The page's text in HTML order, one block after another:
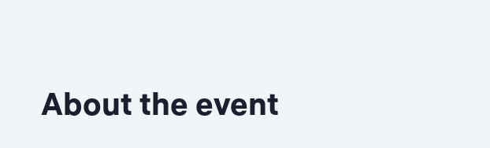
About the event